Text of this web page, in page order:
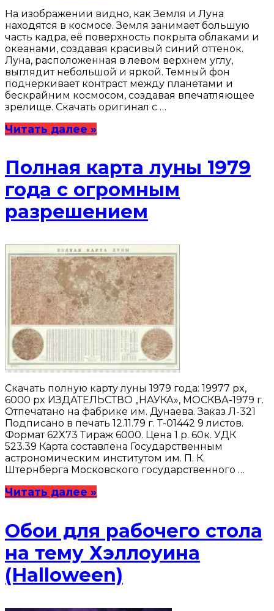
На изображении видно, как Земля и Луна
находятся в космосе. Земля занимает большую
часть кадра, её поверхность покрыта облаками и
океанами, создавая красивый синий оттенок.
Луна, расположенная в левом верхнем углу,
выглядит небольшой и яркой. Темный фон
подчеркивает контраст между планетами и
бескрайним космосом, создавая впечатляющее
зрелище. Скачать оригинал с …
Читать далее »
Полная карта луны 1979
года с огромным
разрешением
Скачать полную карту луны 1979 года: 19977 px,
6000 px ИЗДАТЕЛЬСТВО „НАУКА», МОСКВА-1979 г.
Отпечатано на фабрике им. Дунаева. Заказ Л-321
Подписано в печать 12.11.79 г. Т-01442 9 листов.
Формат 62X73 Тираж 6000. Цена 1 р. 60к. УДК
523.39 Карта составлена Государственным
астрономическим институтом им. П. К.
Штернберга Московского государственного …
Читать далее »
Обои для рабочего стола
на тему Хэллоуина
(Halloween)